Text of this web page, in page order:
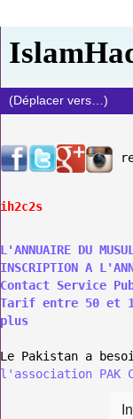
ih2c2s
L'ANNUAIRE DU
INSCRIPTION A
Contact Service
Tarif entre 50 et
plus
Le Pakistan a
l'association PAK